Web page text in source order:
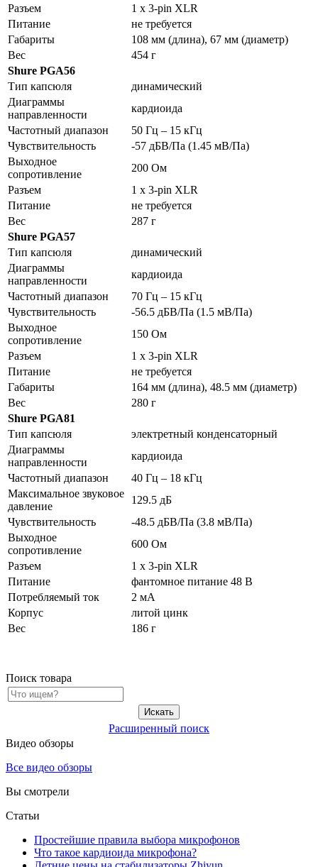
Разъем
1 x 3-pin XLR
Питание
не требуется
Габариты
108 мм (длина), 67 мм (диаметр)
Вес
454 г
Shure PGA56
Тип капсюля
динамический
Диаграммы
направленности
кардиоида
Частотный диапазон
50 Гц – 15 кГц
Чувствительность
-57 дБВ/Па (1.45 мВ/Па)
Выходное
сопротивление
200 Ом
Разъем
1 x 3-pin XLR
Питание
не требуется
Вес
287 г
Shure PGA57
Тип капсюля
динамический
Диаграммы
направленности
кардиоида
Частотный диапазон
70 Гц – 15 кГц
Чувствительность
-56.5 дБВ/Па (1.5 мВ/Па)
Выходное
сопротивление
150 Ом
Разъем
1 x 3-pin XLR
Питание
не требуется
Габариты
164 мм (длина), 48.5 мм (диаметр)
Вес
280 г
Shure PGA81
Тип капсюля
электретный конденсаторный
Диаграммы
направленности
кардиоида
Частотный диапазон
40 Гц – 18 кГц
Максимальное звуковое
давление
129.5 дБ
Чувствительность
-48.5 дБВ/Па (3.8 мВ/Па)
Выходное
сопротивление
600 Ом
Разъем
1 x 3-pin XLR
Питание
фантомное питание 48 В
Потребляемый ток
2 мА
Корпус
литой цинк
Вес
186 г
Поиск товара
Расширенный поиск
Видео обзоры
Все видео обзоры
Вы смотрели
Статьи
Простейшие правила выбора микрофонов
Что такое кардиоида микрофона?